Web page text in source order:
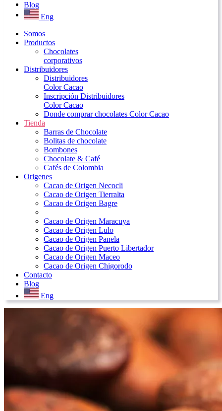
Blog
Eng
Somos
Productos
Chocolates
corporativos
Distribuidores
Distribuidores
Color Cacao
Inscripción Distribuidores
Color Cacao
Donde comprar chocolates Color Cacao
Tienda
Barras de Chocolate
Bolitas de chocolate
Bombones
Chocolate & Café
Cafés de Colombia
Origenes
Cacao de Origen Necocli
Cacao de Origen Tierralta
Cacao de Origen Bagre
Cacao de Origen Maracuya
Cacao de Origen Lulo
Cacao de Origen Panela
Cacao de Origen Puerto Libertador
Cacao de Origen Maceo
Cacao de Origen Chigorodo
Contacto
Blog
Eng